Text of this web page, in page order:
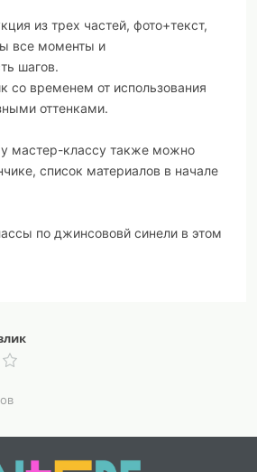
из трех частей, фото+текст,
все моменты и
шагов.
со временем от использования
оттенками.
мастер-классу также можно
список материалов в начале
по джинсововй синели в этом